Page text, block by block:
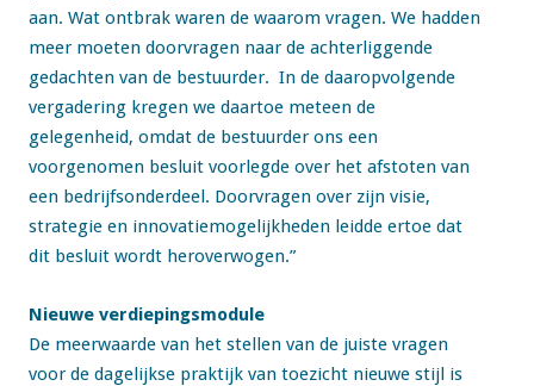
aan. Wat ontbrak waren de waarom vragen. We hadden
meer moeten doorvragen naar de achterliggende
gedachten van de bestuurder. In de daaropvolgende
vergadering kregen we daartoe meteen de
gelegenheid, omdat de bestuurder ons een
voorgenomen besluit voorlegde over het afstoten van
een bedrijfsonderdeel. Doorvragen over zijn visie,
strategie en innovatiemogelijkheden leidde ertoe dat
dit besluit wordt heroverwogen.”
Nieuwe verdiepingsmodule
De meerwaarde van het stellen van de juiste vragen
voor de dagelijkse praktijk van toezicht nieuwe stijl is